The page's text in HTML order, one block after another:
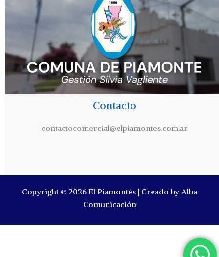
Contacto
contactocomercial@elpiamontes.com.ar
Copyright © 2026 El Piamontés | Creado by Alba
Comunicación